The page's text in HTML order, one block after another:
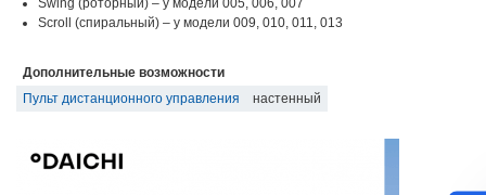
Scroll (спиральный) – у модели 009, 010, 011, 013
Дополнительные возможности
Пульт дистанционного управления
настенный